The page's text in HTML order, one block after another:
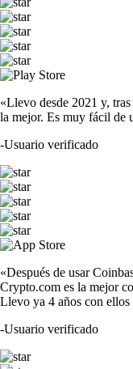
«Llevo desde 2021 y,
la mejor. Es muy fácil de
-Usuario verificado
«Después de usar
Crypto.com es la mejor
Llevo ya 4 años con
-Usuario verificado